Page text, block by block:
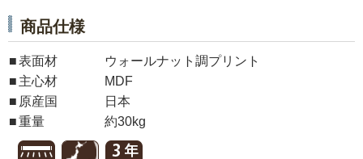
商品仕様
表面材
ウォールナット調プリント
主心材
MDF
原産国
日本
重量
約30kg